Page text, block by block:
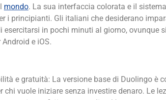
mondo. La sua interfaccia colorata e il
i principianti. Gli italiani che desiderano
esercitarsi in pochi minuti al giorno, ovunque
e iOS.
e gratuità: La versione base di Duolingo è
chi vuole iniziare senza investire denaro. Le